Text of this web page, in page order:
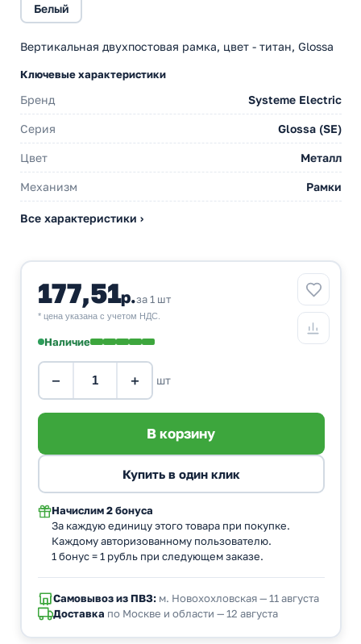
Белый
Вертикальная двухпостовая рамка, цвет - титан, Glossa
Ключевые характеристики
Бренд Systeme Electric
Серия Glossa (SE)
Цвет Металл
Механизм Рамки
Все характеристики ›
177,51р.за 1 шт
* цена указана с учетом НДС.
Наличие
− + шт
Начислим 2 бонуса
За каждую единицу этого товара при покупке.
Каждому авторизованному пользователю.
1 бонус = 1 рубль при следующем заказе.
Самовывоз из ПВЗ:м. Новохохловская — 11 августа
Доставка по Москве и области — 12 августа